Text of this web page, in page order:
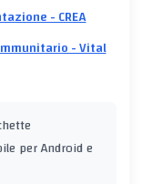
- CREA
- Vital
per Android e